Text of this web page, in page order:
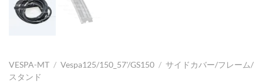
VESPA-MT / Vespa125/150_57'/GS150 / サイドカバー/フレーム/
スタンド